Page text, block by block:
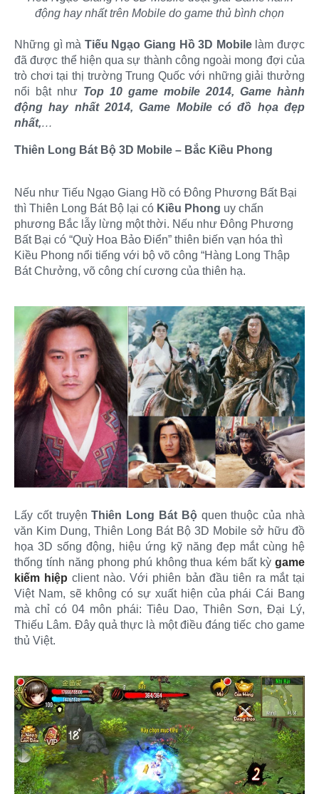
động hay nhất trên Mobile do game thủ bình chọn
Những gì mà Tiếu Ngạo Giang Hồ 3D Mobilelàm được
đã được thể hiện qua sự thành công ngoài mong đợi của
trò chơi tại thị trường Trung Quốc với những giải thưởng
nổi bật như Top 10 game mobile 2014, Game hành
động hay nhất 2014, Game Mobile có đồ họa đẹp
nhất,…
Thiên Long Bát Bộ 3D Mobile – Bắc Kiều Phong
Nếu như Tiếu Ngạo Giang Hồ có Đông Phương Bất Bại
thì Thiên Long Bát Bộ lại có Kiều Phong uy chấn
phương Bắc lẫy lừng một thời. Nếu như Đông Phương
Bất Bại có “Quỳ Hoa Bảo Điển” thiên biến vạn hóa thì
Kiều Phong nổi tiếng với bộ võ công “Hàng Long Thập
Bát Chưởng, võ công chí cương của thiên hạ.
Lấy cốt truyệnThiên Long Bát Bộquen thuộc của nhà
văn Kim Dung, Thiên Long Bát Bộ 3D Mobile sở hữu đồ
họa 3D sống động, hiệu ứng kỹ năng đẹp mắt cùng hệ
thống tính năng phong phú không thua kém bất kỳ game
kiếm hiệp client nào. Với phiên bản đầu tiên ra mắt tại
Việt Nam, sẽ không có sự xuất hiện của phái Cái Bang
mà chỉ có 04 môn phái: Tiêu Dao, Thiên Sơn, Đại Lý,
Thiếu Lâm. Đây quả thực là một điều đáng tiếc cho game
thủ Việt.